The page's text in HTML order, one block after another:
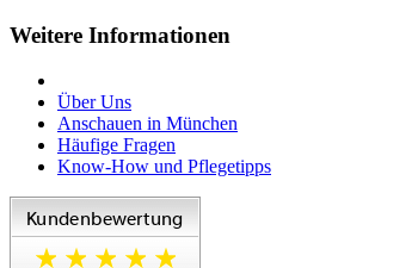
Weitere Informationen
Über Uns
Anschauen in München
Häufige Fragen
Know-How und Pflegetipps